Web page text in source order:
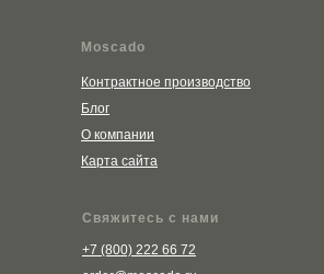
Moscado
Контрактное производство
Блог
О компании
Карта сайта
Свяжитесь с нами
+7 (800) 222 66 72